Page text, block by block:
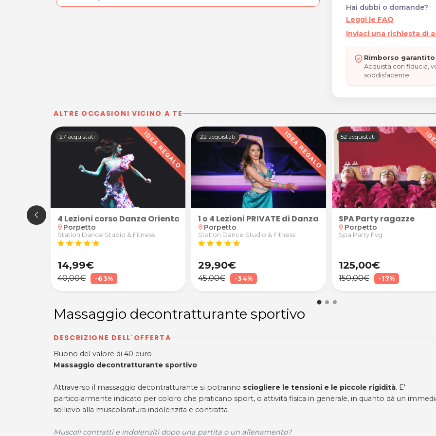
Hai dubbi o domande?
Leggi le FAQ
Inviaci una richiesta di
Rimborso
Acquista con fiducia,
soddisfacente.
ALTRE OCCASIONI VICINO A TE
27 acquistati
4 Lezioni corso Danza Orientale per adulti, bambine o ragazze con la Vice Campionessa
location_on Porpetto
Station Dance Studio & Fitness
star star star star star
14,99€
40,00€ -63%
22 acquistati
1 o 4 Lezioni PRIVATE di Danza Orientale o American
location_on Porpetto
Station Dance Studio & Fitness
star star star star star
29,90€
45,00€ -34%
52 acquistati
SPA Party ragazze
location_on Porpetto
Spa Party Fvg
125,00€
150,00€ -17%
Massaggio decontratturante sportivo
DESCRIZIONE DELL'OFFERTA
Buono del valore di 40 euro
Massaggio decontratturante sportivo
Attraverso il massaggio decontratturante si potranno sciogliere le tensioni e le piccole rigidità. E'
particolarmente indicato per coloro che praticano sport, o attività fisica in generale, in quanto dà un
sollievo alla muscolaratura indolenzita e contratta.
Muscoli contratti e indolenziti dopo una partita o un allenamento?